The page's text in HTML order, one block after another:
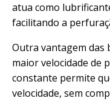
atua como
facilitando a
Outra vantagem das
maior velocidade de
constante permite
velocidade, sem